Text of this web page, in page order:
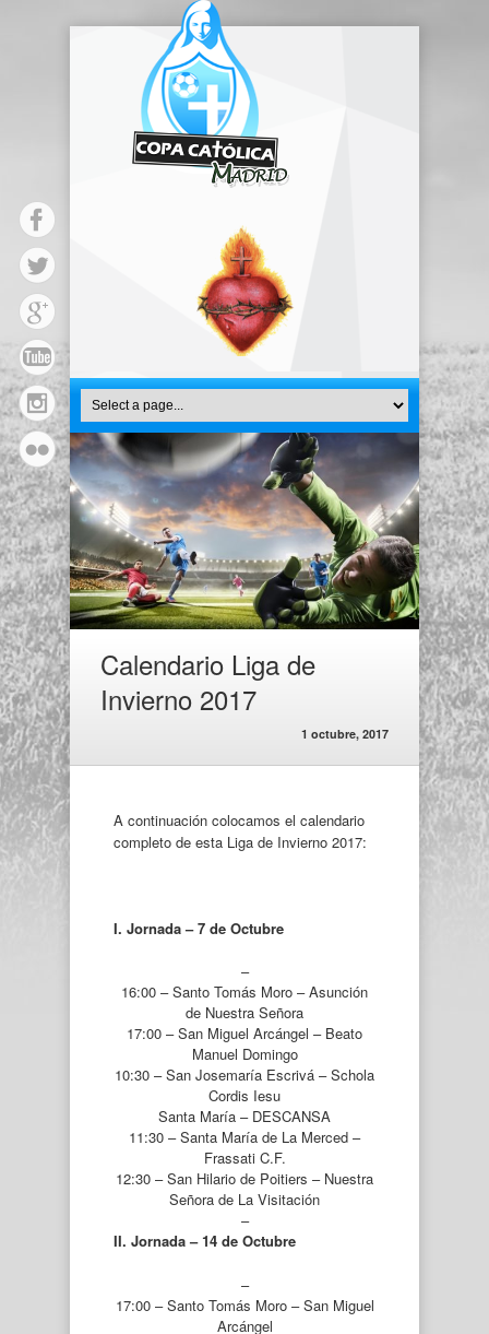
Calendario Liga de
Invierno 2017
1 octubre, 2017
A continuación colocamos el calendario
completo de esta Liga de Invierno 2017:
I. Jornada – 7 de Octubre
–
16:00 – Santo Tomás Moro – Asunción
de Nuestra Señora
17:00 – San Miguel Arcángel – Beato
Manuel Domingo
10:30 – San Josemaría Escrivá – Schola
Cordis Iesu
Santa María – DESCANSA
11:30 – Santa María de La Merced –
Frassati C.F.
12:30 – San Hilario de Poitiers – Nuestra
Señora de La Visitación
–
II. Jornada – 14 de Octubre
–
17:00 – Santo Tomás Moro – San Miguel
Arcángel